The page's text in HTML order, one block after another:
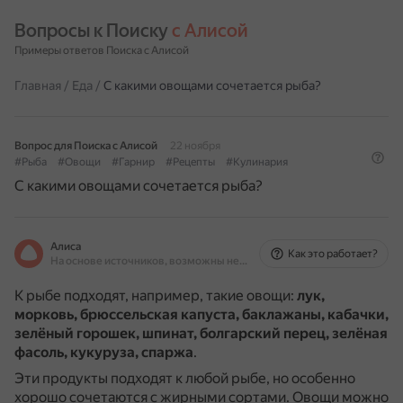
Вопросы к Поиску с Алисой
Примеры ответов Поиска с Алисой
Главная / Еда / С какими овощами сочетается рыба?
Вопрос для Поиска с Алисой
22 ноября
#Рыба
#Овощи #Гарнир #Рецепты #Кулинария
С какими овощами сочетается рыба?
Алиса
На основе источников, возможны неточности
Как это работает?
К рыбе подходят, например, такие овощи: лук,
морковь, брюссельская капуста, баклажаны, кабачки,
зелёный горошек, шпинат, болгарский перец, зелёная
фасоль, кукуруза, спаржа.
Эти продукты подходят к любой рыбе, но особенно
хорошо сочетаются с жирными сортами. Овощи можно